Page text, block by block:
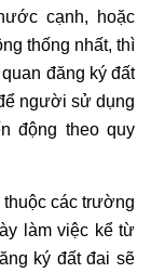
cạnh, hoặc
thống nhất, thì
đăng ký đất
người sử dụng
động theo quy
các trường
làm việc kể từ
ký đất đai sẽ